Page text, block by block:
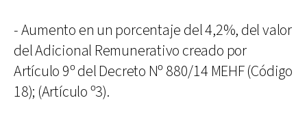
- Aumento en un porcentaje del 4,2%, del valor
del Adicional Remunerativo creado por
Artículo 9º del Decreto Nº 880/14 MEHF (Código
18); (Artículo º3).